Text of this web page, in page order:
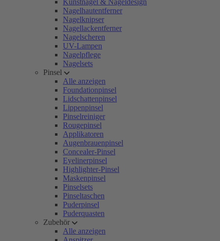
Kunstnägel & Nageldesign
Nagelhautentferner
Nagelknipser
Nagellackentferner
Nagelscheren
UV-Lampen
Nagelpflege
Nagelsets
Pinsel
Alle anzeigen
Foundationpinsel
Lidschattenpinsel
Lippenpinsel
Pinselreiniger
Rougepinsel
Applikatoren
Augenbrauenpinsel
Concealer-Pinsel
Eyelinerpinsel
Highlighter-Pinsel
Maskenpinsel
Pinselsets
Pinseltaschen
Puderpinsel
Puderquasten
Zubehör
Alle anzeigen